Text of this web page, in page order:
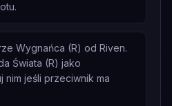
Wygnańca (R) od Riven.
Świata (R) jako
jeśli przeciwnik ma